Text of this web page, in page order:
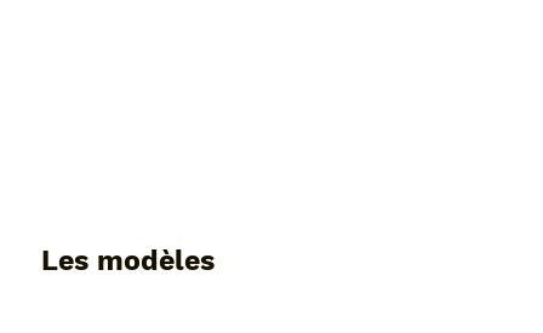
Les modèles